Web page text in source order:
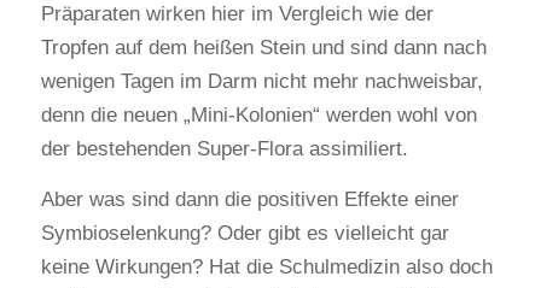
Präparaten wirken hier im Vergleich wie der
Tropfen auf dem heißen Stein und sind dann nach
wenigen Tagen im Darm nicht mehr nachweisbar,
denn die neuen „Mini-Kolonien“ werden wohl von
der bestehenden Super-Flora assimiliert.
Aber was sind dann die positiven Effekte einer
Symbioselenkung? Oder gibt es vielleicht gar
keine Wirkungen? Hat die Schulmedizin also doch